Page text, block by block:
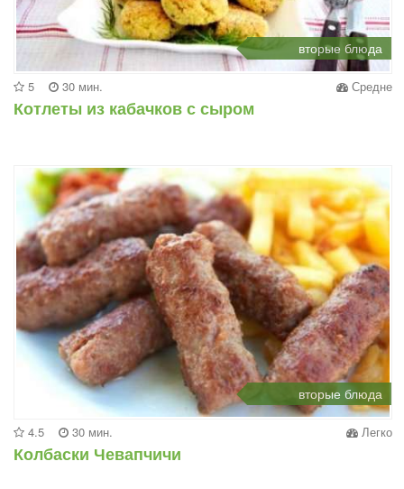
вторые блюда
5 30 мин. Средне
Котлеты из кабачков с сыром
вторые блюда
4.5 30 мин. Легко
Колбаски Чевапчичи